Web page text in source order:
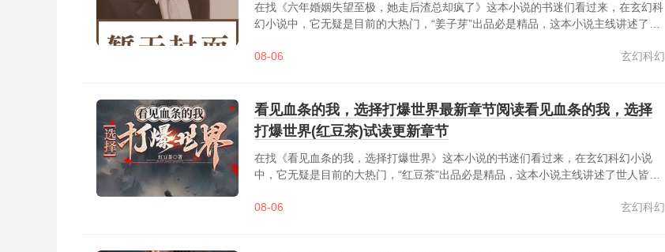
在找《六年婚姻失望至极，她走后渣总却疯了》这本小说的书迷们看过来，在玄幻科
幻小说中，它无疑是目前的大热门，“姜子芽”出品必是精品，这本小说主线讲述了六
六年婚姻失望至极，她走后渣总却疯了最新章节，六年婚姻失望至极，她走后渣总却
玄幻科幻
08-06
看见血条的我，选择打爆世界最新章节阅读看见血条的我，选择
打爆世界(红豆茶)试读更新章节
在找《看见血条的我，选择打爆世界》这本小说的书迷们看过来，在玄幻科幻小说
中，它无疑是目前的大热门，“红豆茶”出品必是精品，这本小说主线讲述了世人皆说
玄奇秘境？那是游戏副本。人道封印镇压妖魔？那是不退出副本，使副本怪物无法刷
玄幻科幻
08-06